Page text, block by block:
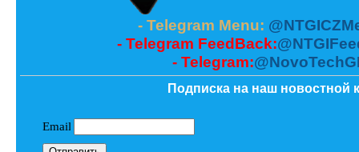
- Telegram Menu:
- Telegram FeedBack:
- Telegram:
Подписка на наш новостной